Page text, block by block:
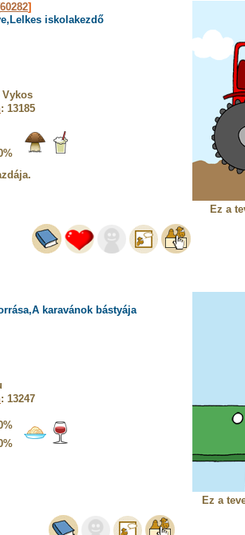
60282]
iskolakezdő
: 13185
Ez a
karavánok bástyája
: 13247
Ez a